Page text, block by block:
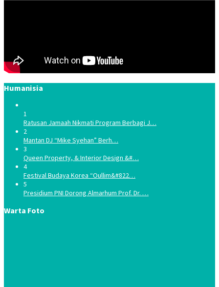
Humanisia
1
Ratusan Jamaah Nikmati Program Berbagi J…
2
Mantan DJ “Mike Syehan” Berh…
3
Queen Property, & Interior Design &#…
4
Festival Budaya Korea “Oullim&#822…
5
Presidium PNI Dorong Almarhum Prof. Dr. …
Warta Foto